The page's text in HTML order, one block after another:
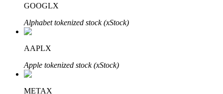
Krediler
GOOGLX
Alphabet tokenized stock (xStock)
AAPLX
Apple tokenized stock (xStock)
METAX